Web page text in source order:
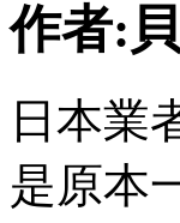
作者:
日本業
是原本